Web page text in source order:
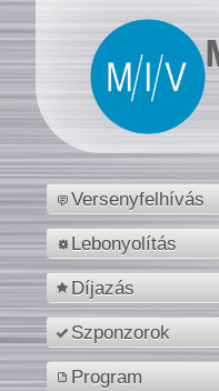
Versenyfelhívás
Lebonyolítás
Díjazás
Szponzorok
Program